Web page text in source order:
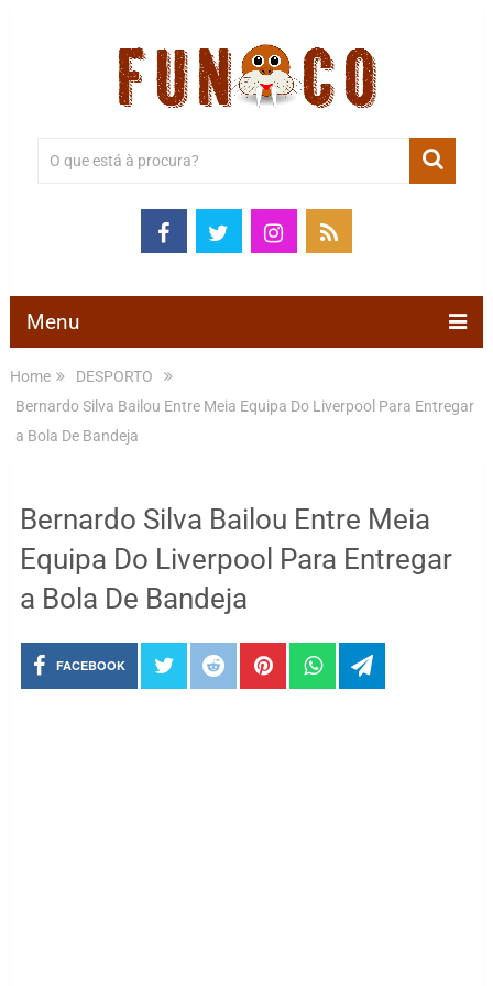
Menu
Home
DESPORTO
Bernardo Silva Bailou Entre Meia Equipa Do Liverpool Para Entregar
a Bola De Bandeja
Bernardo Silva Bailou Entre Meia
Equipa Do Liverpool Para Entregar
a Bola De Bandeja
FACEBOOK